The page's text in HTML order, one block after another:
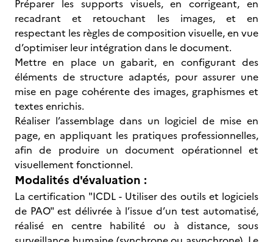
Préparer les supports visuels, en corrigeant, en
recadrant et retouchant les images, et en
respectant les règles de composition visuelle, en vue
d’optimiser leur intégration dans le document.
Mettre en place un gabarit, en configurant des
éléments de structure adaptés, pour assurer une
mise en page cohérente des images, graphismes et
textes enrichis.
Réaliser l’assemblage dans un logiciel de mise en
page, en appliquant les pratiques professionnelles,
afin de produire un document opérationnel et
visuellement fonctionnel.
Modalités d'évaluation :
La certification "ICDL - Utiliser des outils et logiciels
de PAO" est délivrée à l’issue d’un test automatisé,
réalisé en centre habilité ou à distance, sous